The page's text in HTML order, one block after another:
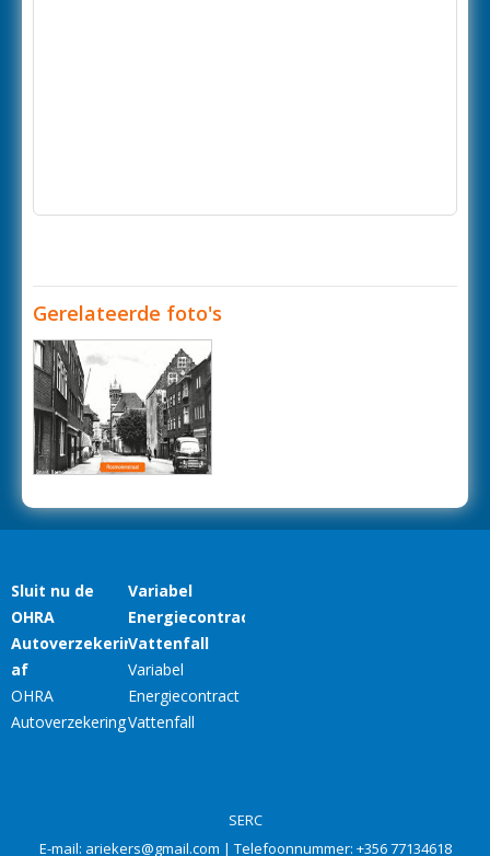
Gerelateerde foto's
SERC
E-mail: ariekers@gmail.com | Telefoonnummer: +356 77134618